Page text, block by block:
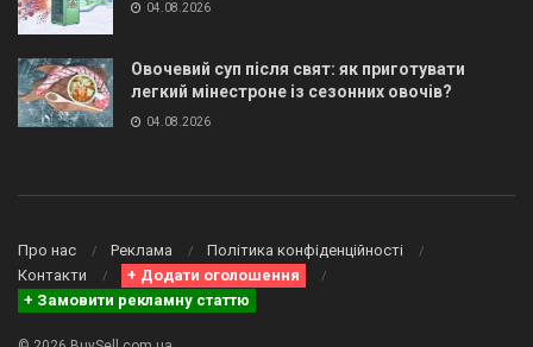
04.08.2026
Овочевий суп після свят: як приготувати
легкий мінестроне із сезонних овочів?
04.08.2026
Про нас Реклама
Політика конфіденційності
Контакти
+ Додати оголошення
+ Замовити рекламну статтю